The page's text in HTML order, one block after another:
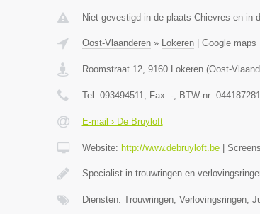
Niet gevestigd in de plaats Chievres en in
Oost-Vlaanderen» Lokeren| Google maps
Roomstraat 12, 9160 Lokeren(Oost-
Tel: 093494511, Fax: -, BTW-nr:
E-mail › De Bruyloft
Website: http://www.debruyloft.be|
Specialist in trouwringen en
Diensten: Trouwringen, Verlovingsringen,